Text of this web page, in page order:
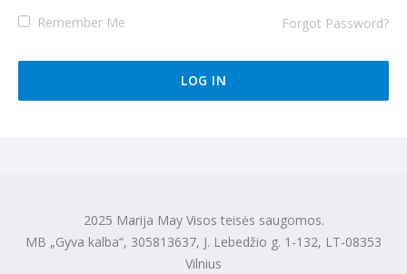
Remember Me Forgot Password?
2025 Marija May Visos teisės saugomos.
MB „Gyva kalba“, 305813637, J. Lebedžio g. 1-132, LT-08353
Vilnius